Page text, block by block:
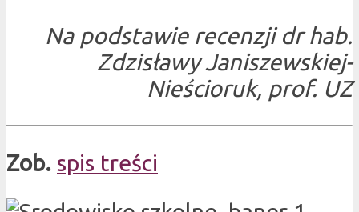
Na podstawie recenzji dr hab.
Zdzisławy Janiszewskiej-
Nieścioruk, prof. UZ
Zob. spis treści